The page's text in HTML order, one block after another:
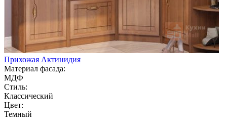
Прихожая Актинидия
Материал фасада:
МДФ
Стиль:
Классический
Цвет:
Темный